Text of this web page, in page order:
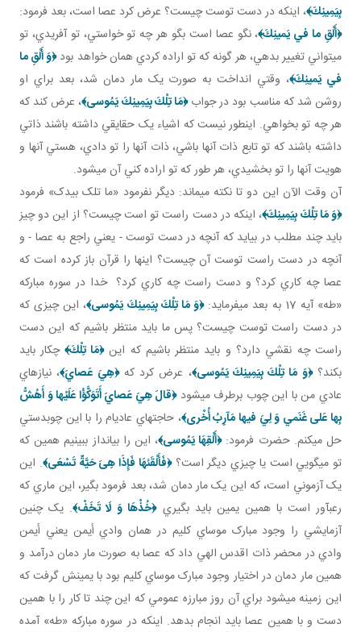
بِيَمِينِكَ﴾، اينکه در دست توست چيست؟ عرض کرد عصا است، بعد فرمود:
﴿أَلْقِ ما في‏ يَمينِكَ‏﴾، نگو عصا است بگو هر چه تو خواستي، تو آفريدي، تو
مي تواني تغيير بدهي، هر گونه که تو اراده کردي همان خواهد بود﴿وَ أَلْقِ ما
في‏ يَمينِكَ‏﴾، وقتي انداخت به صورت يک مار دمان شد، بعد براي او
روشن شد که مناسب بود در جواب﴿مَا تِلْكَ بِيَمِينِكَ يَمُوسى‏﴾، عرض کند که
هر چه تو بخواهي. اين طور نيست که اشياء يک حقايقي داشته باشند ذاتي
داشته باشند که تو تابع ذات آنها باشي، ذات آنها را تو دادي، هستي آنها و
هويت آنها را تو بخشيدي، هر طور که تو اراده کني آن مي شود.
آن وقت الآن اين دو تا نکته مي ماند: ديگر نفرمود «ما تلک بيدک» فرمود
﴿وَ مَا تِلْكَ بِيَمِينِكَ‏﴾، اينکه در دست راست تو است چيست؟ از اين دو چيز
بايد چند مطلب در بيايد که آنچه در دست توست - يعني راجع به عصا - و
آنچه در دست راست توست آن چيست؟ اينها را قرآن باز کرده است که
عصا چه کاري کرد؟ و دست راست چه کاري کرد؟ خدا در سوره مبارکه
«طه» آيه 17 به بعد مي فرمايد:
﴿وَ مَا تِلْكَ بِيَمِينِكَ يَمُوسى‏﴾، اين چيزی که
در دست راست توست چيست؟ پس ما بايد منتظر باشيم که اين دست
راست چه نقشي دارد؟ و بايد منتظر باشيم که اين﴿مَا تِلْكَ﴾چکار بايد
بکند؟﴿وَ مَا تِلْكَ بِيَمِينِكَ يَمُوسى‏﴾، عرض کرد که﴿هِيَ عَصايَ‏﴾، نيازهاي
عادي من با اين چوب برطرف مي شود﴿قالَ هِيَ عَصايَ أَتَوَكَّؤُا عَلَيْها وَ أَهُشُّ
بِها عَلى‏ غَنَمي‏ وَ لِيَ فيها مَآرِبُ أُخْرى‏﴾، حاجت هاي عادي­ام را با اين چوبدستي
حل مي کنم. حضرت فرمود:﴿أَلْقِهَا يَمُوسى‏﴾، اين را بيانداز ببينيم همين که
تو مي گويي است يا چيزي ديگر است؟﴿فَأَلْقَئهَا فَإِذَا هِىَ حَيَّةٌ تَسْعَى‏﴾. اين
يک آزموني است، که اين يک مار دمان شد، بعد فرمود بگير، اين ماري که
رعب آور است با همين يمين بايد بگيري﴿خُذْهَا وَ لَا تَخَفْ‏﴾. يک چنين
آزمايشي را وجود مبارک موساي کليم در همان وادي أيمن يعني أيمن
وادي در محضر ذات اقدس الهي داد که عصا به صورت مار دمان درآمد و
همين مار دمان در اختيار وجود مبارک موساي کليم بود با يمينش گرفت که
اين زمينه مي شود براي آن روز مبارزه عمومي که اين چند تا کار را با همين
دست و با همين عصا بايد انجام بدهد. اينکه در سوره مبارکه «طه» آمده